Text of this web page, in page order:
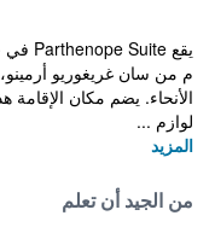
م من سان غريغوريو
لوازم ...
المزيد
من الجيد أن تعلم